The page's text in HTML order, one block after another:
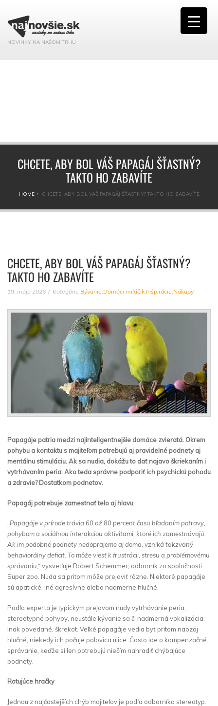
NOVINKY NA NAŠOM TRHU
CHCETE, ABY BOL VÁŠ PAPAGÁJ ŠŤASTNÝ?
TAKTO HO ZABAVÍTE
HOME CHCETE, ABY BOL VÁŠ PAPAGÁJ ŠŤASTNÝ? TAKTO HO ZABAVÍTE
CHCETE, ABY BOL VÁŠ PAPAGÁJ ŠŤASTNÝ?
TAKTO HO ZABAVÍTE
19. mája 2026 Kategórie Bývanie,Domáci miláčik,Inšpirácie,Nákupy
Papagáje patria medzi najinteligentnejšie domáce zvieratá. Okrem
pohybu a kontaktu s majiteľom potrebujú aj pravidelné podnety aj
mentálnu stimuláciu. Ak sa nudia, dokážu to dať najavo škriekaním i
vytrhávaním peria. Ako teda správne podporiť ich psychickú pohodu
a zdravie? Dostatkom podnetov.
Papagáj potrebuje zamestnať telo aj hlavu
„Papagáje v prírode trávia 60 až 80 percent času hľadaním potravy,
pohybom a sociálnou interakciou aktivitami, ktoré ich zamestnávajú.
Ak im podobné podnety nedoprajeme aj doma, vzniká takzvaný
behaviorálny deficit. To môže viesť k frustrácii, stresu a problémovému
správaniu,“vysvetľuje Robert Schemmer, odborník zo spoločnosti
Super zoo. Nuda sa pritom môže prejaviť rôzne. Niektoré papagáje
sú apatické, iné agresívne alebo nadmerne hlučné.
Podľa experta je typickým prejavom nudy vytrhávanie peria,
stereotypné pohyby, neustále kývanie sa či nadmerná vokalizácia.
Inak povedané, škrekot. Veľké papagáje vedia byť pritom naozaj
hlučné, niekedy ich počuje polovica ulice. Často ide o kompenzačné
správanie, keďže si len potrebujú niečím nahradiť chýbajúce
podnety.
Rotujúce hračky
Jednou z najčastejších chýb majiteľov je podľa odborníka stereotyp.